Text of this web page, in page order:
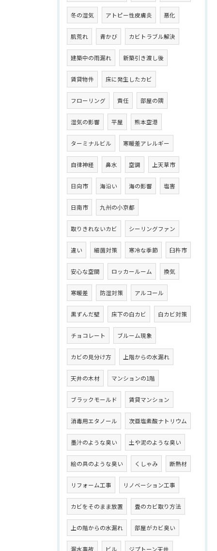
冬の湿気 アトピー性皮膚炎 悪化
肌荒れ 青かび カビトラブル解決
建築中の雨漏れ 新築引き渡し後
賃貸物件 床に発生したカビ
フローリング 責任 部屋の隅
湿気の影響 平屋 熊本空港
ターミナルビル 寒暖差アレルギー
自律神経 鼻水 空調 上天草市
日向市 海沿い 海の影響 塩害
日南市 九州の小京都
取りきれないカビ シーリングファン
違い 細菌対策 寒冷な季節 臼杵市
安心な空間 ロッカールーム 換気
寒暖差 防湿対策 アルコール
黒ずんだ壁 床下の白カビ 白カビ対策
チョコレート ブルーム現象
カビの見分け方 上階からの水漏れ
天井の木材 マンションの1階
ブラックモールド 賃貸マンション
消毒用エタノール 次亜塩素酸ナトリウム
墨汁のような臭い 土や泥のような臭い
絵の具のような臭い くしゃみ 断熱材
リフォーム工事 リノベーション工事
カビをそのまま放置 畳のカビ取り方法
上の階からの水漏れ 部屋がカビ臭い
漏水事故 ビル ジプトーン天井